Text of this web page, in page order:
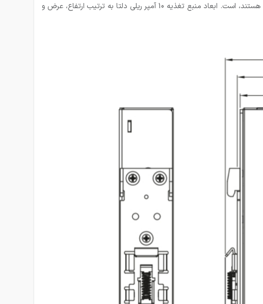
این محصول بدلیل ابعاد مناسب آن گزینه ایی خوب برای پروژه های صنعتی و بخصوص تابلو برق هایی که با کمبود فضا مواجه هستند، است. ابعاد منبع تغذیه 10 آمپر ریلی دلتا به ترتیب ارتفاع، عرض و